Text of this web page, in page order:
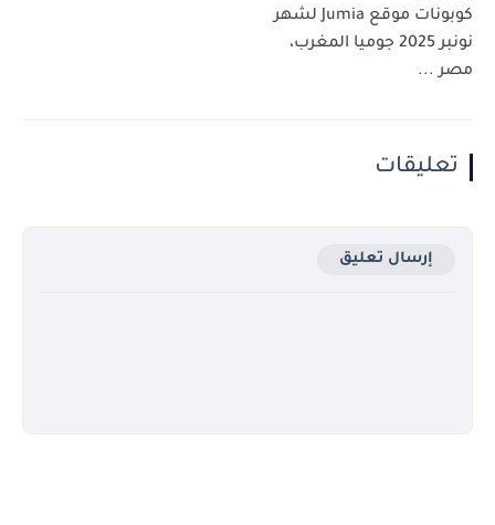
كوبونات موقع Jumia لشهر
نونبر 2025 جوميا المغرب،
مصر ...
تعليقات
إرسال تعليق